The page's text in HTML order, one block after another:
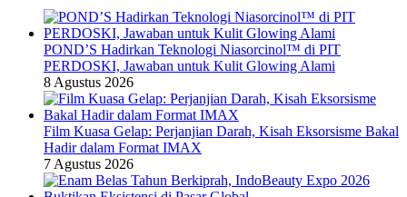
POND’S Hadirkan Teknologi Niasorcinol™ di PIT
PERDOSKI, Jawaban untuk Kulit Glowing Alami
8 Agustus 2026
Film Kuasa Gelap: Perjanjian Darah, Kisah Eksorsisme Bakal
Hadir dalam Format IMAX
7 Agustus 2026